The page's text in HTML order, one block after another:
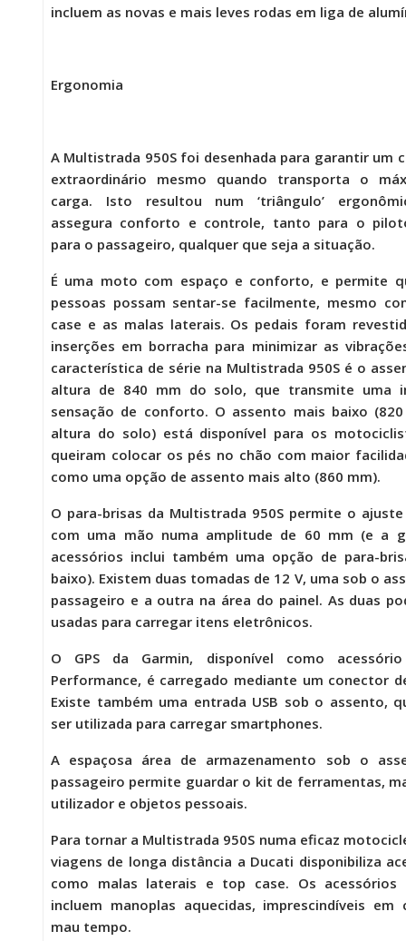
incluem as novas e mais leves rodas em liga de
Ergonomia
A Multistrada 950Sfoi desenhada para garantir um
extraordinário mesmo quando transporta o
carga. Isto resultou num ‘triângulo’
assegura conforto e controle, tanto para o
para o passageiro, qualquer que seja a situação.
É uma moto com espaço e conforto, e permite
pessoas possam sentar-se facilmente, mesmo
case e as malas laterais. Os pedais foram
inserções em borracha para minimizar as
característica de série na Multistrada 950Sé o
altura de 840 mm do solo, que transmite uma
sensação de conforto. O assento mais baixo
altura do solo) está disponível para os
queiram colocar os pés no chão com maior
como uma opção de assento mais alto (860 mm).
O para-brisas da Multistrada 950Spermite o ajuste
com uma mão numa amplitude de 60 mm (e a
acessórios inclui também uma opção de para-
baixo). Existem duas tomadas de 12 V, uma sob o
passageiro e a outra na área do painel. As duas
usadas para carregar itens eletrônicos.
O GPS da Garmin, disponível como
Performance, é carregado mediante um conector
Existe também uma entrada USB sob o assento,
ser utilizada para carregar smartphones.
A espaçosa área de armazenamento sob o
passageiro permite guardar o kit de ferramentas,
utilizador e objetos pessoais.
Para tornar a Multistrada 950S numa eficaz
viagens de longa distância a Ducati disponibiliza
como malas laterais e top case. Os acessórios
incluem manoplas aquecidas, imprescindíveis em
mau tempo.